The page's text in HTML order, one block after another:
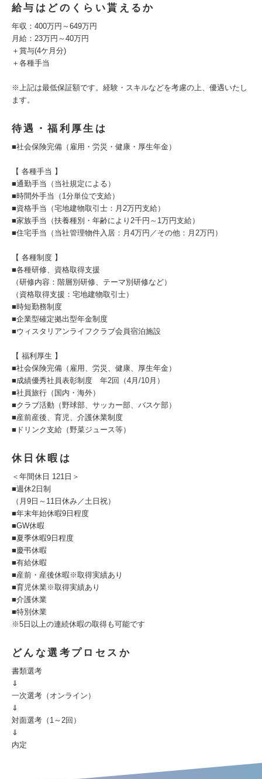
給与はどのくらい貰えるか
年収：400万円～649万円
月給：23万円～40万円
＋賞与(4ケ月分)
＋各種手当
※上記は最低保証額です。経験・スキルなどを考慮の上、優遇いたし
ます。
待遇・福利厚生は
■社会保険完備（雇用・労災・健康・厚生年金）
【 各種手当 】
■通勤手当（当社規定による）
■時間外手当（1分単位で支給）
■資格手当（宅地建物取引士：月2万円支給）
■家族手当（扶養種別・年齢により2千円～1万円支給）
■住宅手当（当社管理物件入居：月4万円／その他：月2万円）
【 各種制度 】
■各種研修、資格取得支援
（研修内容：階層別研修、テーマ別研修など）
（資格取得支援：宅地建物取引士）
■時短勤務制度
■企業型確定拠出型年金制度
■ウィスタリアンライフクラブ会員宿泊施設
【 福利厚生 】
■社会保険完備（雇用、労災、健康、厚生年金）
■成績優秀社員表彰制度 年2回（4月/10月）
■社員旅行（国内・海外）
■クラブ活動（野球部、サッカー部、バスケ部）
■産前産後、育児、介護休業制度
■ドリンク支給（野菜ジュース等）
休日休暇は
＜年間休日 121日＞
■週休2日制
（月9日～11日休み／土日祝）
■年末年始休暇9日程度
■GW休暇
■夏季休暇9日程度
■慶弔休暇
■有給休暇
■産前・産後休暇※取得実績あり
■育児休業※取得実績あり
■介護休業
■特別休業
※5日以上の連続休暇の取得も可能です
どんな選考プロセスか
書類選考
⇓
一次選考（オンライン）
⇓
対面選考（1～2回）
⇓
内定